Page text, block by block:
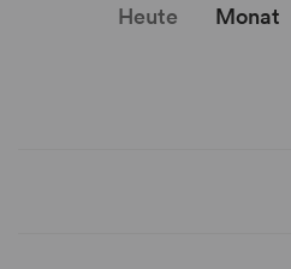
Heute Monat